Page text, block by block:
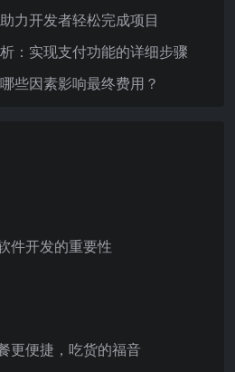
力开发者轻松完成项目
：实现支付功能的详细步骤
些因素影响最终费用？
件开发的重要性
更便捷，吃货的福音